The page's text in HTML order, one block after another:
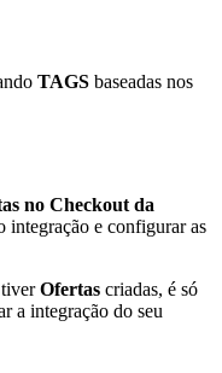
TAGS baseadas nos
no Checkout da
integração e configurar as
tiverOfertas criadas, é só
a integração do seu